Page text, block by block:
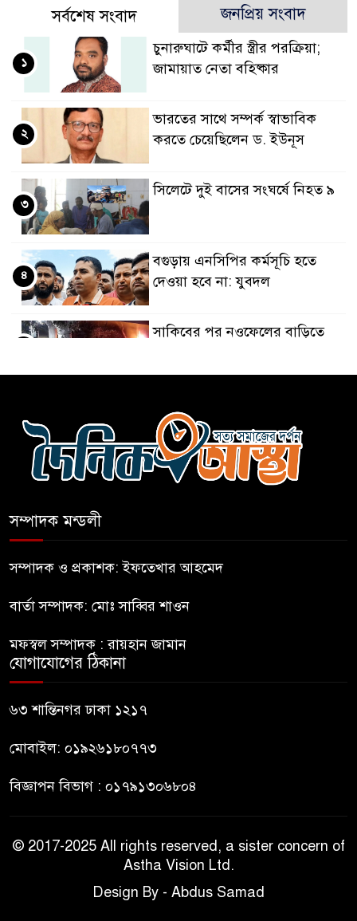
সর্বশেষ সংবাদ জনপ্রিয় সংবাদ
চুনারুঘাটে কর্মীর স্ত্রীর পরক্রিয়া;
জামায়াত নেতা বহিষ্কার
১
ভারতের সাথে সম্পর্ক স্বাভাবিক
করতে চেয়েছিলেন ড. ইউনূস
২
সিলেটে দুই বাসের সংঘর্ষে নিহত ৯
৩
বগুড়ায় এনসিপির কর্মসূচি হতে
দেওয়া হবে না: যুবদল
৪
সাকিবের পর নওফেলের বাড়িতে
আহত-১০
৬
বন্যায় পাটগ্রামে সড়ক ভেঙে
দেশ চালাচ্ছেন তারেক: কাদের
৯
১০
সম্পাদক মন্ডলী
সম্পাদক ও প্রকাশক: ইফতেখার আহমেদ
বার্তা সম্পাদক: মোঃ সাব্বির শাওন
মফস্বল সম্পাদক : রায়হান জামান
যোগাযোগের ঠিকানা
৬৩ শান্তিনগর ঢাকা ১২১৭
মোবাইল: ০১৯২৬১৮০৭৭৩
বিজ্ঞাপন বিভাগ : ০১৭৯১৩০৬৮০৪
© 2017-2025 All rights reserved, a sister concern of
Astha Vision Ltd.
Design By - Abdus Samad